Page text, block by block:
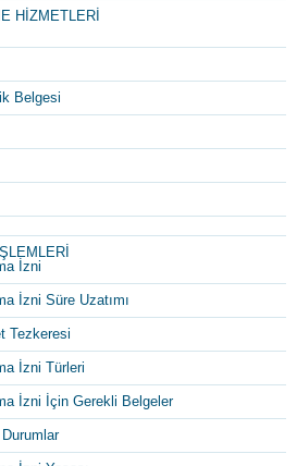
HİZMETLERİ
Belgesi
İzni
İzni Süre Uzatımı
Tezkeresi
İzni Türleri
İzni İçin Gerekli Belgeler